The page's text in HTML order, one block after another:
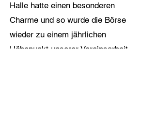
Halle hatte einen besonderen
Charme und so wurde die Börse
wieder zu einem jährlichen
Höhepunkt unserer Vereinsarbeit.